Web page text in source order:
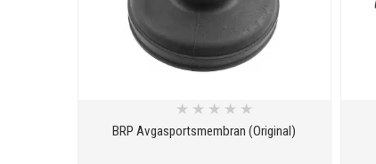
BRP Avgasportsmembran (Original)
★ ★ ★ ★ ★